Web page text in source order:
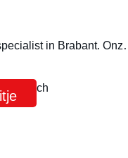
in Brabant.